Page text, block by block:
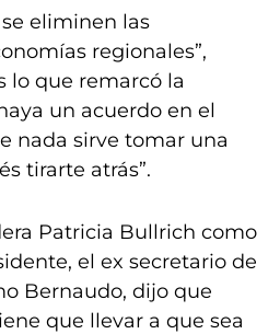
eliminen las
regionales”,
lo que remarcó la
un acuerdo en el
nada sirve tomar una
tirarte atrás”.
Patricia Bullrich como
el ex secretario de
Bernaudo, dijo que
que llevar a que sea